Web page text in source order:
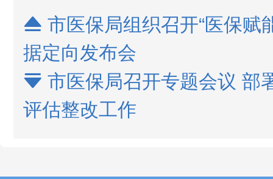
 市医保局组织召开“医保赋
据定向发布会
 市医保局召开专题会议 部
评估整改工作